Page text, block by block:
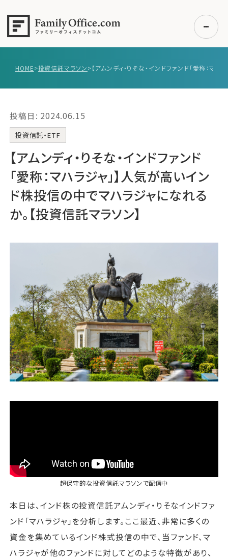
事例紹介
エキスパート一覧
無料講座
コラム
利用者の声
無料ご相談 ログイン
ファミリーオフィスとは
関連書籍
メールマガジン登録
よくある質問
HOME>投資信託マラソン>
投稿日: 2024.06.15
投資信託・ETF
【アムンディ・りそな・インドファンド
「愛称：マハラジャ」】人気が高いイン
ド株投信の中でマハラジャになれる
か。【投資信託マラソン】
超保守的な投資信託マラソンで配信中
本日は、インド株の投資信託アムンディ・りそなインドファ
ンド「マハラジャ」を分析します。ここ最近、非常に多くの
資金を集めているインド株式投信の中で、当ファンド、マ
ハラジャが他のファンドに対してどのような特徴があり、